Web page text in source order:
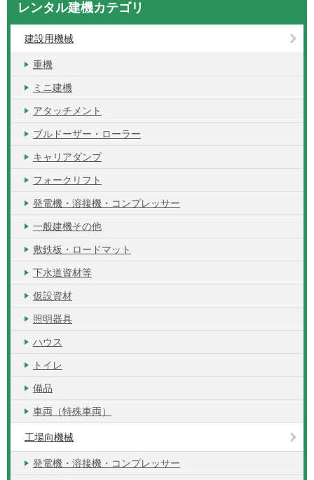
レンタル建機カテゴリ
建設用機械
重機
ミニ建機
アタッチメント
ブルドーザー・ローラー
キャリアダンプ
フォークリフト
発電機・溶接機・コンプレッサー
一般建機その他
敷鉄板・ロードマット
下水道資材等
仮設資材
照明器具
ハウス
トイレ
備品
車両（特殊車両）
工場向機械
発電機・溶接機・コンプレッサー